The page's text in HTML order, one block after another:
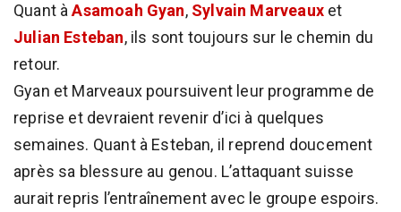
Quant àAsamoah Gyan, Sylvain Marveauxet
Julian Esteban, ils sont toujours sur le chemin du
retour.
Gyan et Marveaux poursuivent leur programme de
reprise et devraient revenir d’ici à quelques
semaines. Quant à Esteban, il reprend doucement
après sa blessure au genou. L’attaquant suisse
aurait repris l’entraînement avec le groupe espoirs.